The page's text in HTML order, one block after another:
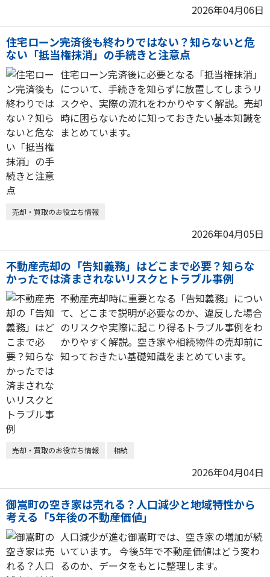
2026年04月06日
住宅ローン完済後も終わりではない？知らないと危
ない「抵当権抹消」の手続きと注意点
住宅ローン完済後に必要となる「抵当権抹消」
について、手続きを知らずに放置してしまうリ
スクや、実際の流れをわかりやすく解説。売却
時に困らないために知っておきたい基本知識を
まとめています。
売却・買取のお役立ち情報
2026年04月05日
不動産売却の「告知義務」はどこまで必要？知らな
かったでは済まされないリスクとトラブル事例
不動産売却時に重要となる「告知義務」につい
て、どこまで説明が必要なのか、違反した場合
のリスクや実際に起こり得るトラブル事例をわ
かりやすく解説。空き家や相続物件の売却前に
知っておきたい基礎知識をまとめています。
売却・買取のお役立ち情報 相続
2026年04月04日
御嵩町の空き家は売れる？人口減少と地域特性から
考える「5年後の不動産価値」
人口減少が進む御嵩町では、空き家の増加が続
いています。 今後5年で不動産価値はどう変わ
るのか、データをもとに整理します。